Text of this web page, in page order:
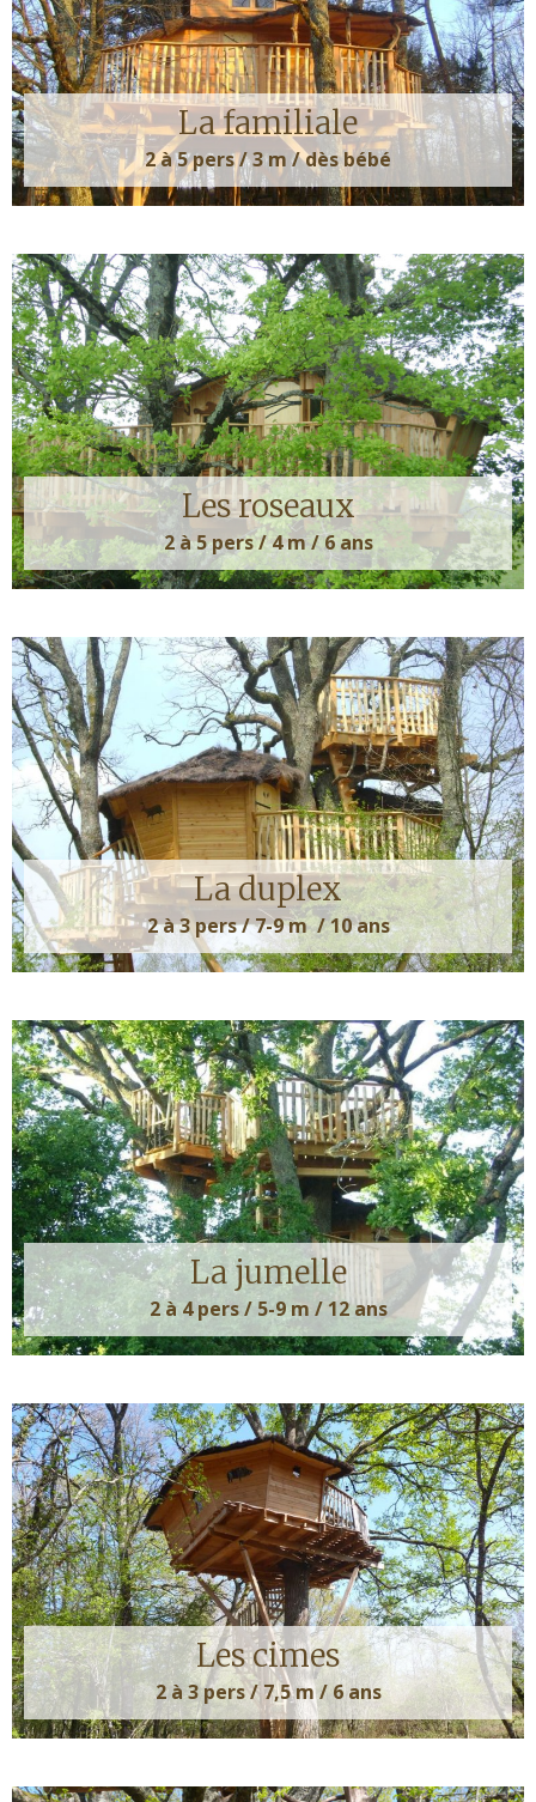
La familiale
2 à 5 pers / 3 m / dès bébé
Les roseaux
2 à 5 pers / 4 m / 6 ans
La duplex
2 à 3 pers / 7-9 m / 10 ans
La jumelle
2 à 4 pers / 5-9 m / 12 ans
Les cimes
2 à 3 pers / 7,5 m / 6 ans